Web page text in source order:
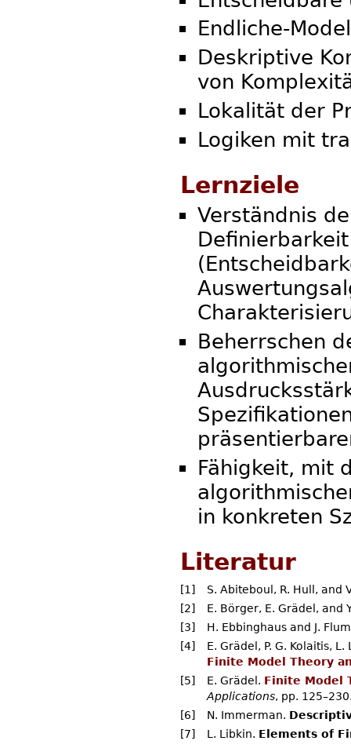
Endliche-
Deskriptive
von
Lokalität der
Logiken mit
Lernziele
Verständnis
Beherrschen
Fähigkeit, mit
in konkreten
Literatur
[1]
S. Abiteboul, R. Hull, and
[2]
E. Börger, E. Grädel, and
[3]
H. Ebbinghaus and J.
[4]
E. Grädel, P. G. Kolaitis,
Finite Model Theory
[5]
E. Grädel. Finite Model
Applications, pp.
[6]
N. Immerman.
[7]
L. Libkin. Elements of